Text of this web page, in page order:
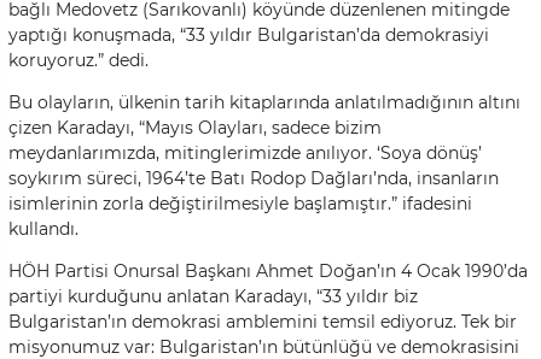
bağlı Medovetz (Sarıkovanlı) köyünde düzenlenen mitingde
yaptığı konuşmada, “33 yıldır Bulgaristan’da demokrasiyi
koruyoruz.” dedi.
Bu olayların, ülkenin tarih kitaplarında anlatılmadığının altını
çizen Karadayı, “Mayıs Olayları, sadece bizim
meydanlarımızda, mitinglerimizde anılıyor. ‘Soya dönüş’
soykırım süreci, 1964’te Batı Rodop Dağları’nda, insanların
isimlerinin zorla değiştirilmesiyle başlamıştır.” ifadesini
kullandı.
HÖH Partisi Onursal Başkanı Ahmet Doğan’ın 4 Ocak 1990’da
partiyi kurduğunu anlatan Karadayı, “33 yıldır biz
Bulgaristan’ın demokrasi amblemini temsil ediyoruz. Tek bir
misyonumuz var: Bulgaristan’ın bütünlüğü ve demokrasisini